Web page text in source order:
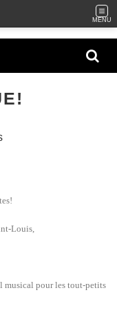
MENU
Louis,
musical pour les tout-petits